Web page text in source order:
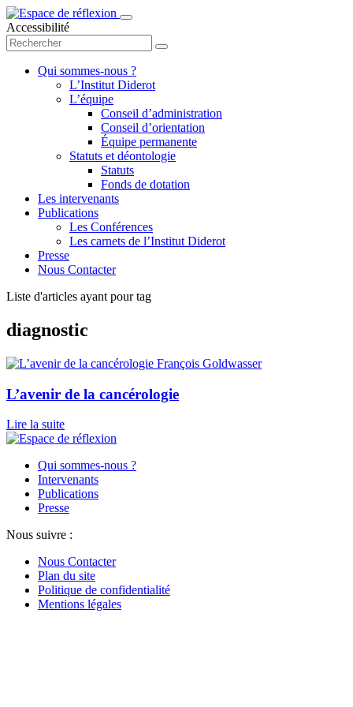
Accessibilité
Qui sommes-nous ?
L’Institut Diderot
L’équipe
Conseil d’administration
Conseil d’orientation
Équipe permanente
Statuts et déontologie
Statuts
Fonds de dotation
Les intervenants
Publications
Les Conférences
Les carnets de l’Institut Diderot
Presse
Nous Contacter
Liste d'articles ayant pour tag
diagnostic
François Goldwasser
L’avenir de la cancérologie
Lire la suite
Qui sommes-nous ?
Intervenants
Publications
Presse
Nous suivre :
Nous Contacter
Plan du site
Politique de confidentialité
Mentions légales